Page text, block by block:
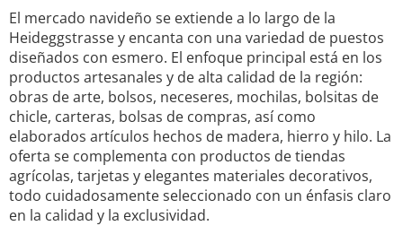
El mercado navideño se extiende a lo largo de la
Heideggstrasse y encanta con una variedad de puestos
diseñados con esmero. El enfoque principal está en los
productos artesanales y de alta calidad de la región:
obras de arte, bolsos, neceseres, mochilas, bolsitas de
chicle, carteras, bolsas de compras, así como
elaborados artículos hechos de madera, hierro y hilo. La
oferta se complementa con productos de tiendas
agrícolas, tarjetas y elegantes materiales decorativos,
todo cuidadosamente seleccionado con un énfasis claro
en la calidad y la exclusividad.